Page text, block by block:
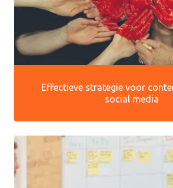
Effectieve strategie voor
social media